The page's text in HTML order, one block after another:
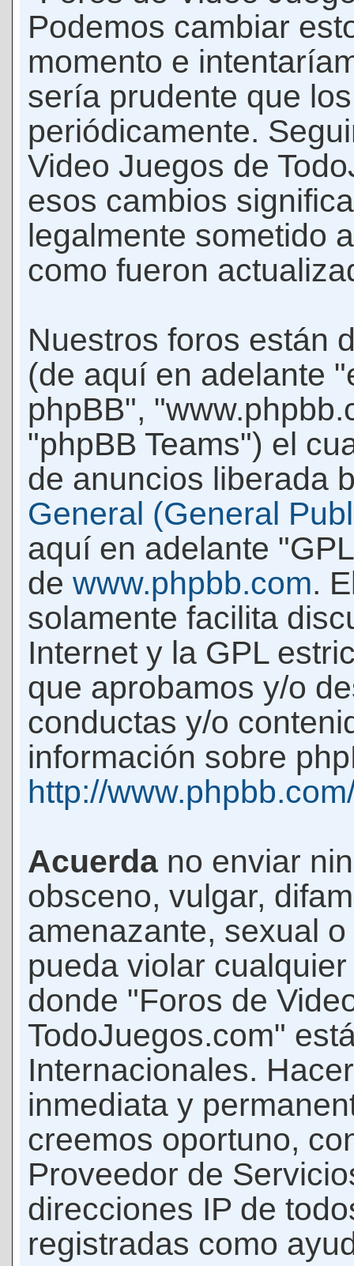
Podemos cambiar
momento e
sería prudente que
periódicamente.
Video Juegos de
esos cambios
legalmente sometido
como fueron
Nuestros foros están
(de aquí en adelante
phpBB",
"phpBB Teams") el
de anuncios liberada
General (General
aquí en adelante
de www.phpbb.com.
solamente facilita
Internet y la GPL
que aprobamos y/o
conductas y/o
información sobre
http://
Acuerda no enviar
obsceno, vulgar,
amenazante, sexual
pueda violar
donde "Foros de
TodoJuegos.com"
Internacionales.
inmediata y
creemos oportuno,
Proveedor de
direcciones IP de
registradas como